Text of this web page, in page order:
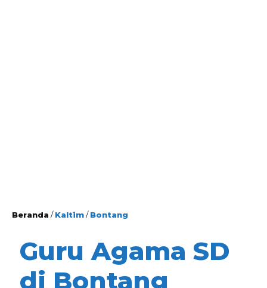
Beranda /Kaltim/Bontang
Guru Agama SD
di Bontang